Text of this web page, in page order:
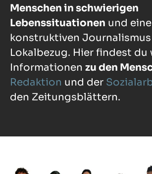
Menschen in schwierigen
Lebenssituationen und
konstruktiven
Lokalbezug. Hier findest du
Informationen zu den
Redaktion und der
den Zeitungsblättern.